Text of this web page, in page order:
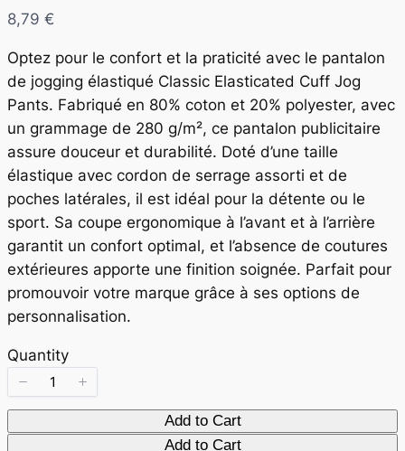
N
w
8,79 €
Optez pour le confort et la praticité avec le pantalon
de jogging élastiqué Classic Elasticated Cuff Jog
Pants. Fabriqué en 80% coton et 20% polyester, avec
un grammage de 280 g/m², ce pantalon publicitaire
assure douceur et durabilité. Doté d’une taille
élastique avec cordon de serrage assorti et de
poches latérales, il est idéal pour la détente ou le
sport. Sa coupe ergonomique à l’avant et à l’arrière
garantit un confort optimal, et l’absence de coutures
extérieures apporte une finition soignée. Parfait pour
promouvoir votre marque grâce à ses options de
personnalisation.
Quantity
Add to Cart
Add to Cart